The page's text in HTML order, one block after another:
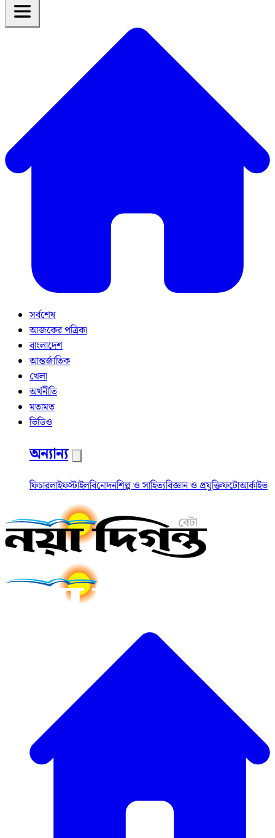
সর্বশেষ
আজকের পত্রিকা
বাংলাদেশ
আন্তর্জাতিক
খেলা
অর্থনীতি
মতামত
ভিডিও
অন্যান্য
ফিচারলাইফস্টাইলবিনোদনশিল্প ও সাহিত্যবিজ্ঞান ও প্রযুক্তিফটোআর্কাইভ